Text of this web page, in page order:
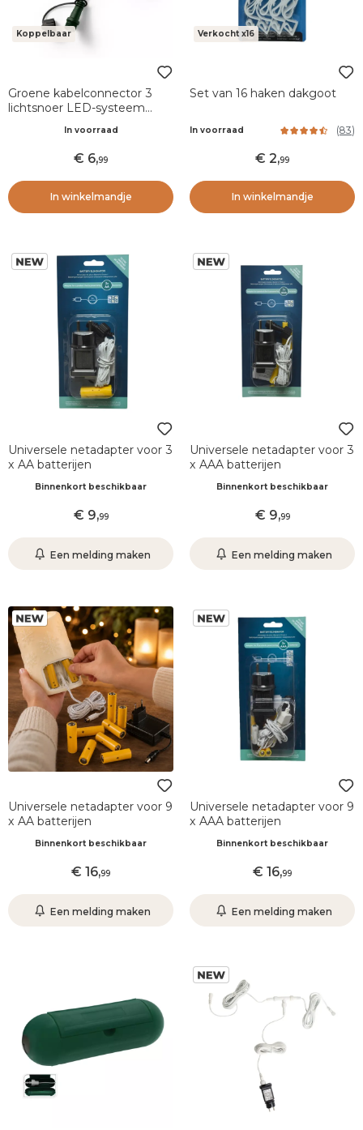
Koppelbaar
Groene kabelconnector 3
lichtsnoer LED-systeem
In voorraad
6,99
In winkelmandje
Verkocht x16
Set van 16 haken dakgoot
In voorraad (83)
2,99
In winkelmandje
Universele netadapter voor 3
x AA batterijen
Binnenkort beschikbaar
9,99
Een melding maken
Universele netadapter voor 3
x AAA batterijen
Binnenkort beschikbaar
9,99
Een melding maken
Universele netadapter voor 9
x AA batterijen
Binnenkort beschikbaar
16,99
Een melding maken
Universele netadapter voor 9
x AAA batterijen
Binnenkort beschikbaar
16,99
Een melding maken